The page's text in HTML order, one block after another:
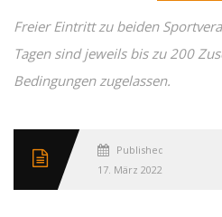
Freier Eintritt zu beiden
Tagen sind jeweils bis zu 200
Bedingungen zugelassen.
Published
17. März 2022